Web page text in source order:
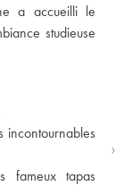
a accueilli le
studieuse
incontournables
fameux tapas
›